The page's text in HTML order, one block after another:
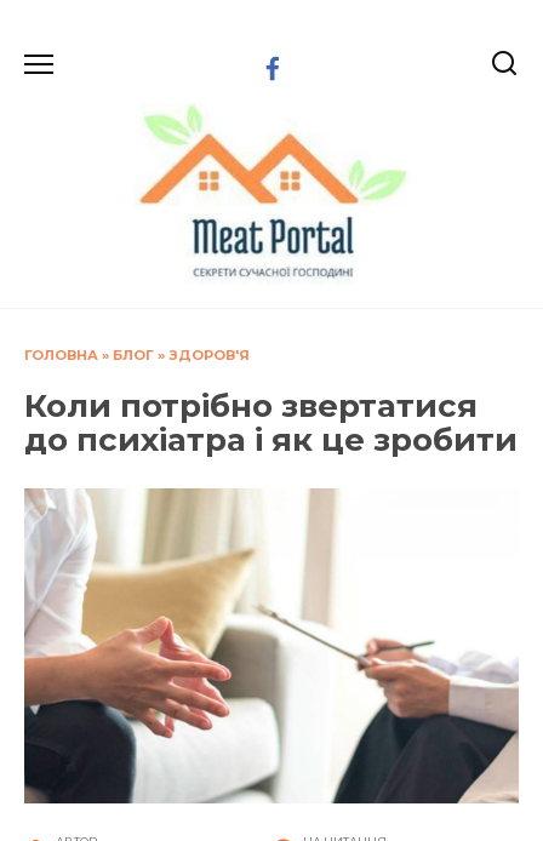
вмісту
ГОЛОВНА » БЛОГ » ЗДОРОВ'Я
Коли потрібно звертатися
до психіатра і як це зробити